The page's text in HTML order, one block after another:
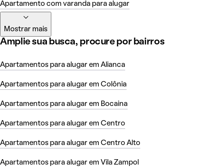
Apartamento com varanda para alugar
Mostrar mais
Amplie sua busca, procure por bairros
Apartamentos para alugar em Alianca
Apartamentos para alugar em Colônia
Apartamentos para alugar em Bocaina
Apartamentos para alugar em Centro
Apartamentos para alugar em Centro Alto
Apartamentos para alugar em Vila Zampol